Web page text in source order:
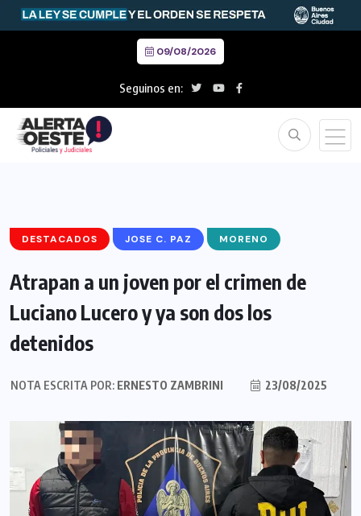
09/08/2026
Seguinos en:
DESTACADOS JOSE C. PAZ MORENO
Atrapan a un joven por el crimen de
Luciano Lucero y ya son dos los
detenidos
NOTA ESCRITA POR:ERNESTO ZAMBRINI 23/08/2025